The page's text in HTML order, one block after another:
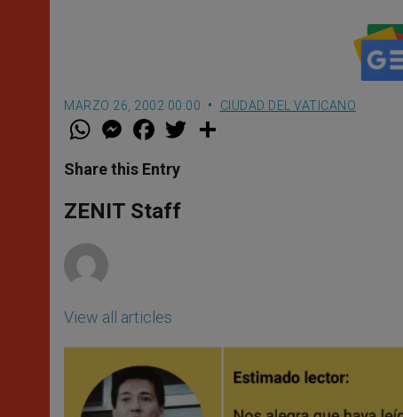
MARZO 26, 2002 00:00 CIUDAD DEL VATICANO
W
t
s
p
p
M
e
s
e
g
e
F
a
e
b
o
k
w
Share this Entry
ZENIT Staff
View all articles